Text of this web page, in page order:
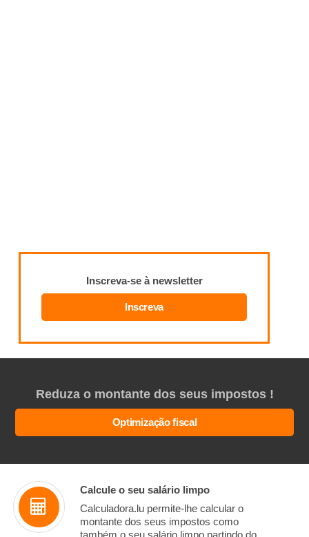
Inscreva-se à newsletter
Inscreva
Reduza o montante dos seus impostos !
Optimização fiscal
Calcule o seu salário limpo
Calculadora.lu permite-lhe calcular o
montante dos seus impostos como
também o seu salário limpo partindo do